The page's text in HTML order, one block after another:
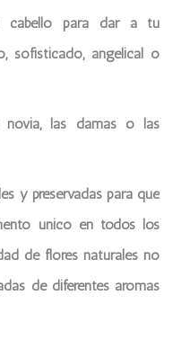
cabello para dar a tu
sofisticado, angelical o
novia, las damas o las
y preservadas para que
único en todos los
de flores naturales no
de diferentes aromas